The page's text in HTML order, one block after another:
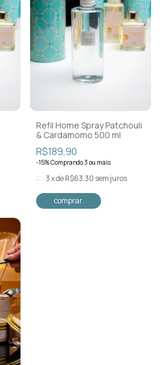
Refil Home Spray Patchouli
& Cardamomo 500 ml
R$189,90
-15% Comprando 3 ou mais
3xdeR$63,30 sem juros